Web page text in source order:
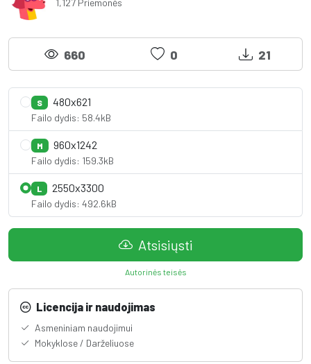
1,127 Priemonės
660 0 21
S 480x621
Failo dydis: 58.4kB
M 960x1242
Failo dydis: 159.3kB
L 2550x3300
Failo dydis: 492.6kB
Atsisiųsti
Autorinės teisės
Licencija ir naudojimas
Asmeniniam naudojimui
Mokyklose / Darželiuose